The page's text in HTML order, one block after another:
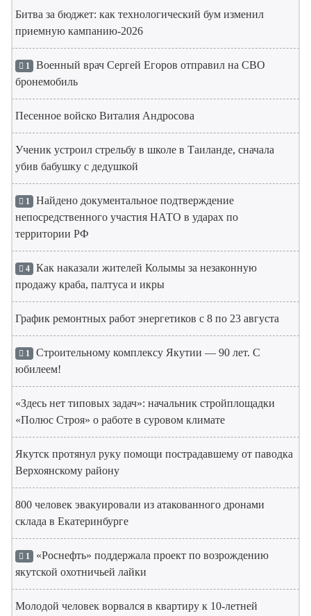
Битва за бюджет: как технологический бум изменил
приемную кампанию-2026
1 Военный врач Сергей Егоров отправил на СВО
бронемобиль
Песенное войско Виталия Андросова
Ученик устроил стрельбу в школе в Таиланде, сначала
убив бабушку с дедушкой
1 Найдено документальное подтверждение
непосредственного участия НАТО в ударах по
территории РФ
4 Как наказали жителей Колымы за незаконную
продажу краба, палтуса и икры
График ремонтных работ энергетиков с 8 по 23 августа
1 Строительному комплексу Якутии — 90 лет. С
юбилеем!
«Здесь нет типовых задач»: начальник стройплощадки
«Полюс Строя» о работе в суровом климате
Якутск протянул руку помощи пострадавшему от паводка
Верхоянскому району
800 человек эвакуировали из атакованного дронами
склада в Екатеринбурге
1 «Роснефть» поддержала проект по возрождению
якутской охотничьей лайки
Молодой человек ворвался в квартиру к 10-летней